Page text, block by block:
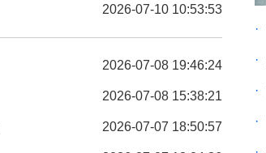
2026-07-10 10:53:53
2026-07-08 19:46:24
2026-07-08 15:38:21
2026-07-07 18:50:57
·
·
·
·